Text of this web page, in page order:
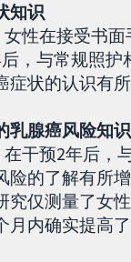
知识
女性在接受书
，与常规照护
症状的认识有所
乳腺癌风险知识
在干预2年后，
险的了解有所
究仅测量了女
月内确实提高了